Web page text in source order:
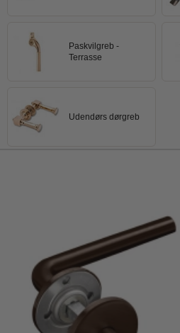
Paskvilgreb -
Terrasse
Udendørs dørgreb